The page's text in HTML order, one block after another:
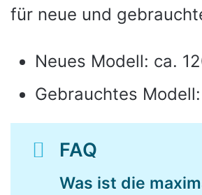
für neue und
Neues Modell: ca.
Gebrauchtes
FAQ
Was ist die